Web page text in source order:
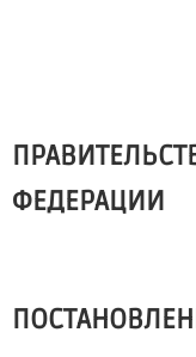
ФЕДЕРАЦИИ